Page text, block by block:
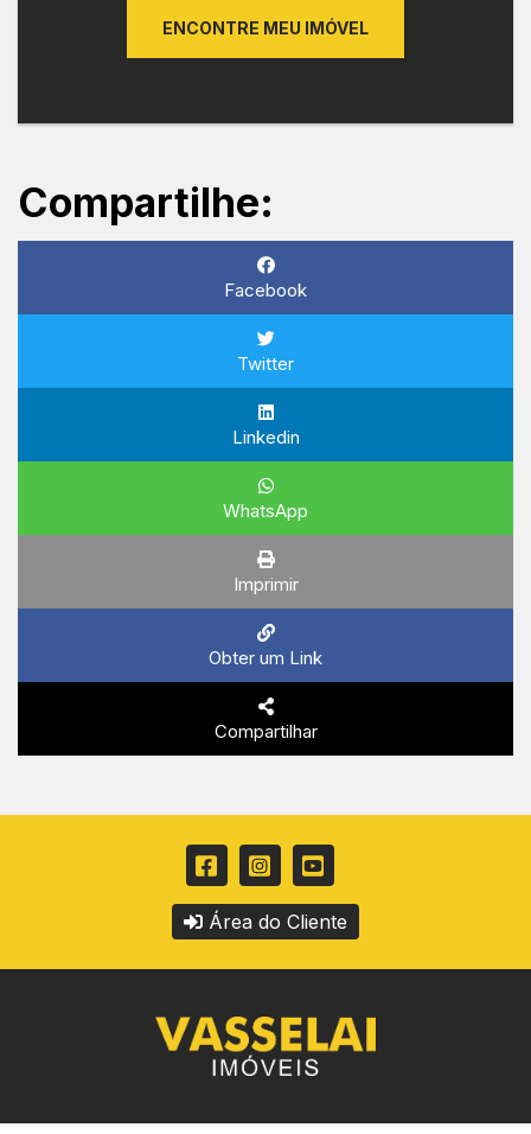
ENCONTRE MEU IMÓVEL
Compartilhe:
Facebook
Twitter
Linkedin
WhatsApp
Imprimir
Obter um Link
Compartilhar
Área do Cliente